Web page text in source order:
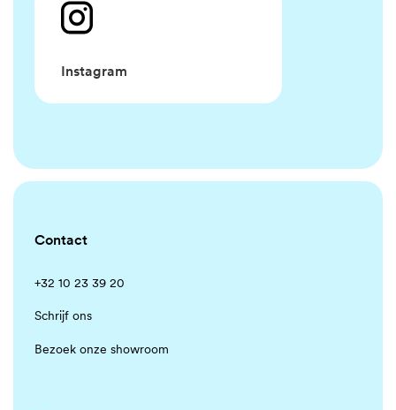
Instagram
Contact
+32 10 23 39 20
Schrijf ons
Bezoek onze showroom